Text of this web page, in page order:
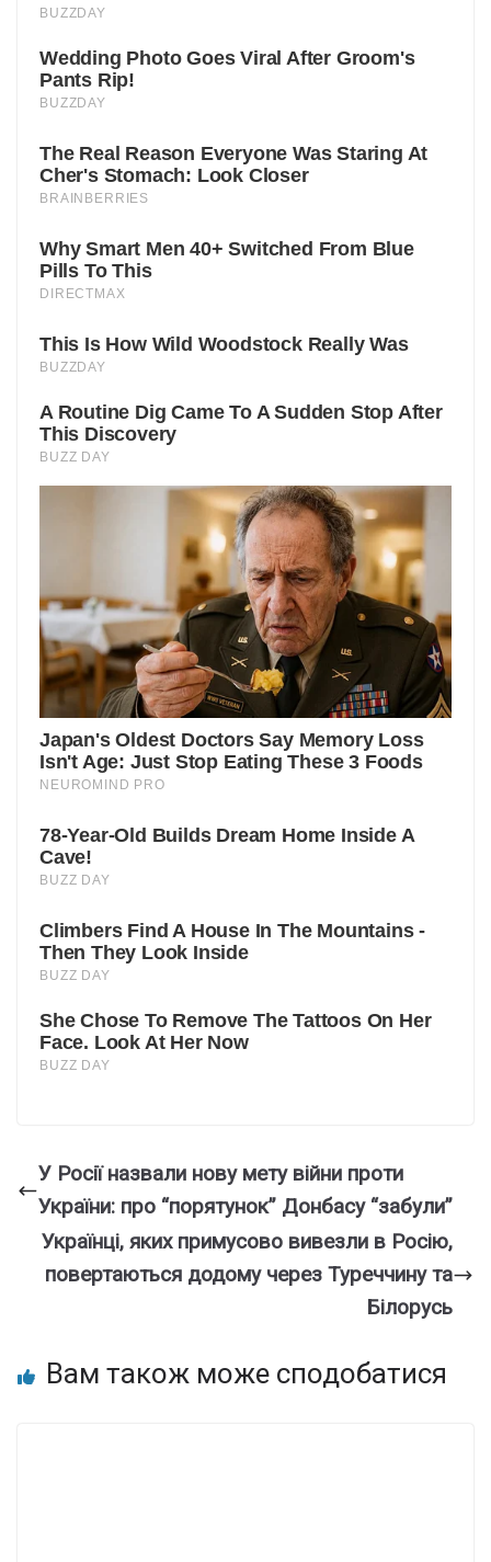
У Росії назвали нову мету війни проти
України: про “порятунок” Донбасу “забули”
Українці, яких примусово вивезли в Росію,
повертаються додому через Туреччину та
Білорусь
Вам також може сподобатися